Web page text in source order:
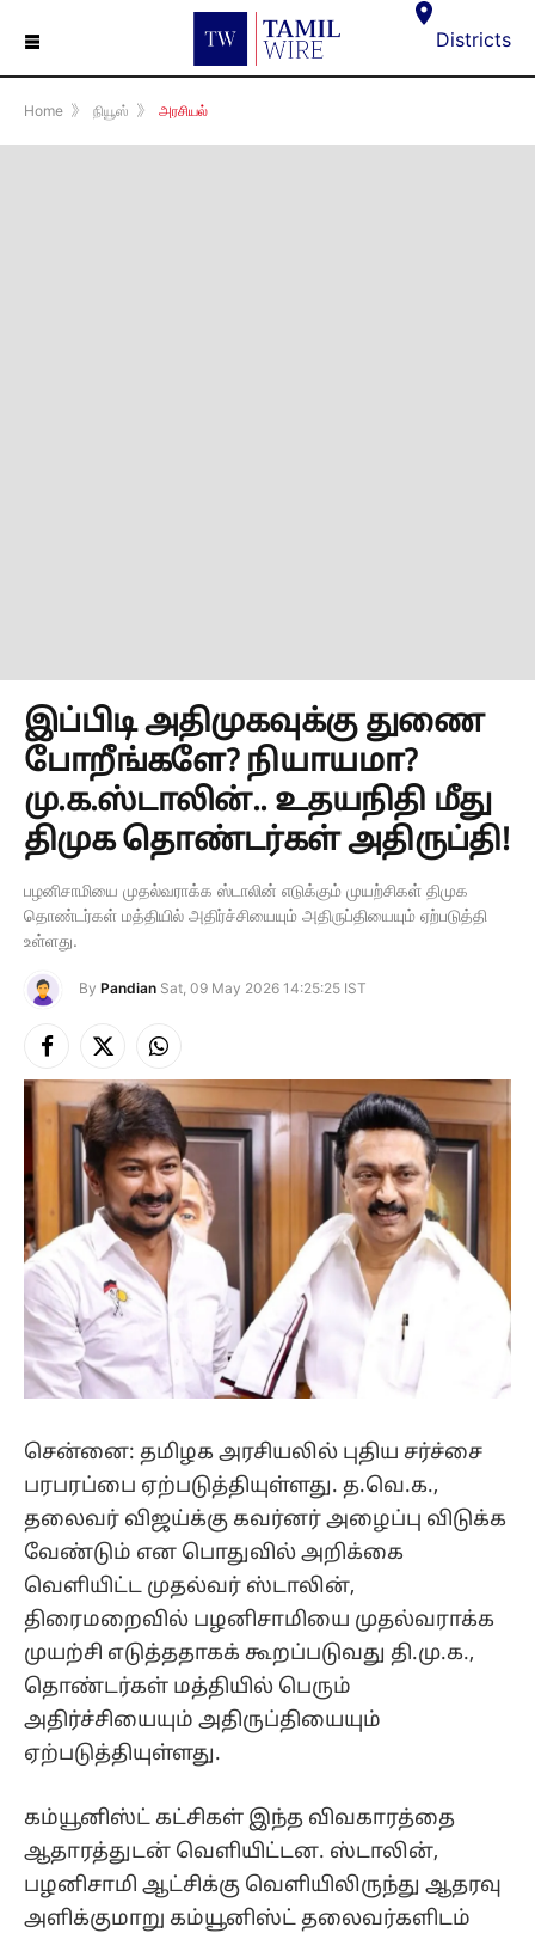
☰ Districts
Home 》 நியூஸ் 》 அரசியல்
இப்பிடி அதிமுகவுக்கு துணை
போறீங்களே? நியாயமா?
மு.க.ஸ்டாலின்.. உதயநிதி மீது
திமுக தொண்டர்கள் அதிருப்தி!
பழனிசாமியை முதல்வராக்க ஸ்டாலின் எடுக்கும் முயற்சிகள் திமுக
தொண்டர்கள் மத்தியில் அதிர்ச்சியையும் அதிருப்தியையும் ஏற்படுத்தி
உள்ளது.
By Pandian Sat, 09 May 2026 14:25:25 IST
Facebook
X
(Twitter)
Instagram
சென்னை: தமிழக அரசியலில் புதிய சர்ச்சை
பரபரப்பை ஏற்படுத்தியுள்ளது. த.வெ.க.,
தலைவர் விஜய்க்கு கவர்னர் அழைப்பு விடுக்க
வேண்டும் என பொதுவில் அறிக்கை
வெளியிட்ட முதல்வர் ஸ்டாலின்,
திரைமறைவில் பழனிசாமியை முதல்வராக்க
முயற்சி எடுத்ததாகக் கூறப்படுவது தி.மு.க.,
தொண்டர்கள் மத்தியில் பெரும்
அதிர்ச்சியையும் அதிருப்தியையும்
ஏற்படுத்தியுள்ளது.
கம்யூனிஸ்ட் கட்சிகள் இந்த விவகாரத்தை
ஆதாரத்துடன் வெளியிட்டன. ஸ்டாலின்,
பழனிசாமி ஆட்சிக்கு வெளியிலிருந்து ஆதரவு
அளிக்குமாறு கம்யூனிஸ்ட் தலைவர்களிடம்